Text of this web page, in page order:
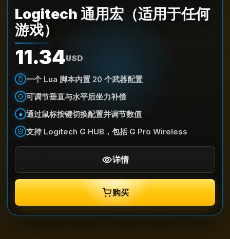
Logitech 通用宏（适用于任何
游戏）
11.34USD
一个 Lua 脚本内置 20 个武器配置
可调节垂直与水平后坐力补偿
通过鼠标按键切换配置并调节数值
支持 Logitech G HUB，包括 G Pro Wireless
详情
购买